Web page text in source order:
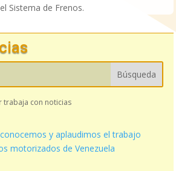
Sistema de Frenos.
trabaja con noticias